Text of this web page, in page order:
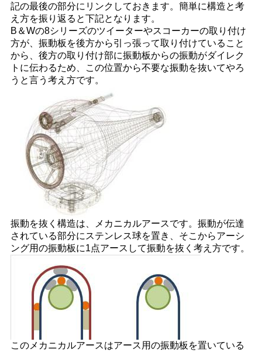
記の最後の部分にリンクしておきます。簡単に構造と考
え方を振り返ると下記となります。
B＆Wの8シリーズのツイーターやスコーカーの取り付け
方が、振動板を後方から引っ張って取り付けていること
から、後方の取り付け部に振動板からの振動がダイレク
トに伝わるため、この位置から不要な振動を抜いてやろ
うと言う考え方です。
振動を抜く構造は、メカニカルアースです。振動が伝達
されている部分にステンレス球を置き、そこからアーシ
ング用の振動板に1点アースして振動を抜く考え方です。
このメカニカルアースはアース用の振動板を置いている